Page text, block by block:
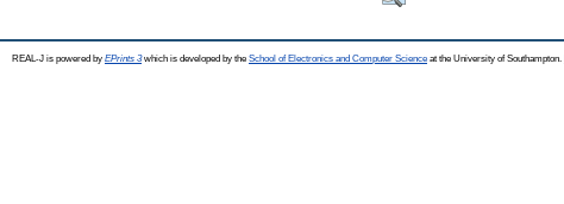
REAL-J is powered by EPrints 3which is developed by the School of Electronics and Computer Science at the University of Southampton.